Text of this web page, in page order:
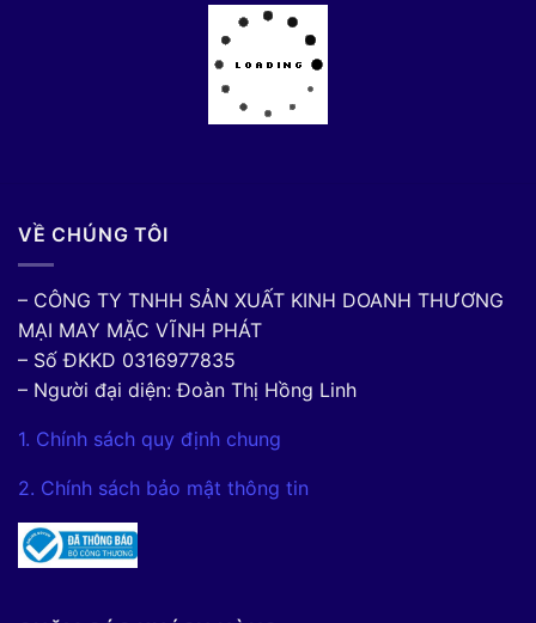
VỀ CHÚNG TÔI
– CÔNG TY TNHH SẢN XUẤT KINH DOANH THƯƠNG
MẠI MAY MẶC VĨNH PHÁT
– Số ĐKKD 0316977835
– Người đại diện: Đoàn Thị Hồng Linh
1. Chính sách quy định chung
2. Chính sách bảo mật thông tin